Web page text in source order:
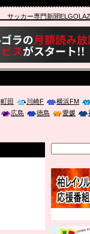
サッカー専門新聞
町田 川崎F 横浜FM
広島 徳島 愛媛